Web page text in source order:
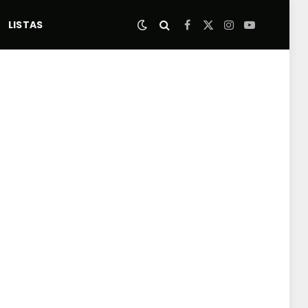
LISTAS Facebook
X
Instagram
YouTube